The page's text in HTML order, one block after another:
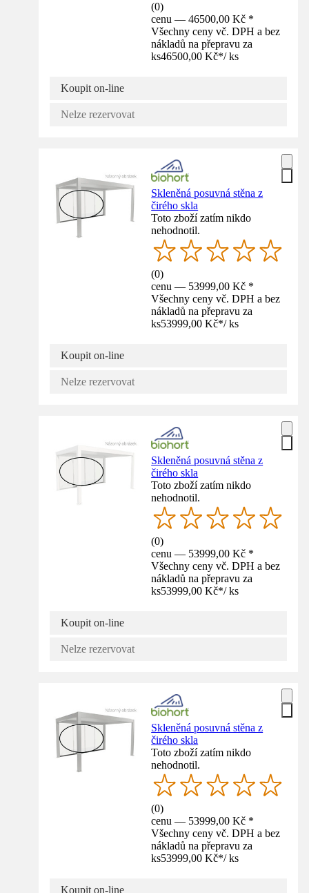
(0)
cenu — 46500,00 Kč *
Všechny ceny vč. DPH a bez
nákladů na přepravu za
ks46500,00 Kč*/ ks
Koupit on-line
Nelze rezervovat
Skleněná posuvná stěna z
čirého skla
Toto zboží zatím nikdo
nehodnotil.
(0)
cenu — 53999,00 Kč *
Všechny ceny vč. DPH a bez
nákladů na přepravu za
ks53999,00 Kč*/ ks
Koupit on-line
Nelze rezervovat
Skleněná posuvná stěna z
čirého skla
Toto zboží zatím nikdo
nehodnotil.
(0)
cenu — 53999,00 Kč *
Všechny ceny vč. DPH a bez
nákladů na přepravu za
ks53999,00 Kč*/ ks
Koupit on-line
Nelze rezervovat
Skleněná posuvná stěna z
čirého skla
Toto zboží zatím nikdo
nehodnotil.
(0)
cenu — 53999,00 Kč *
Všechny ceny vč. DPH a bez
nákladů na přepravu za
ks53999,00 Kč*/ ks
Koupit on-line